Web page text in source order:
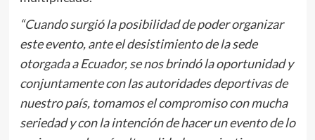
“Cuando surgió la posibilidad de poder organizar
este evento, ante el desistimiento de la sede
otorgada a Ecuador, se nos brindó la oportunidad y
conjuntamente con las autoridades deportivas de
nuestro país, tomamos el compromiso con mucha
seriedad y con la intención de hacer un evento de lo